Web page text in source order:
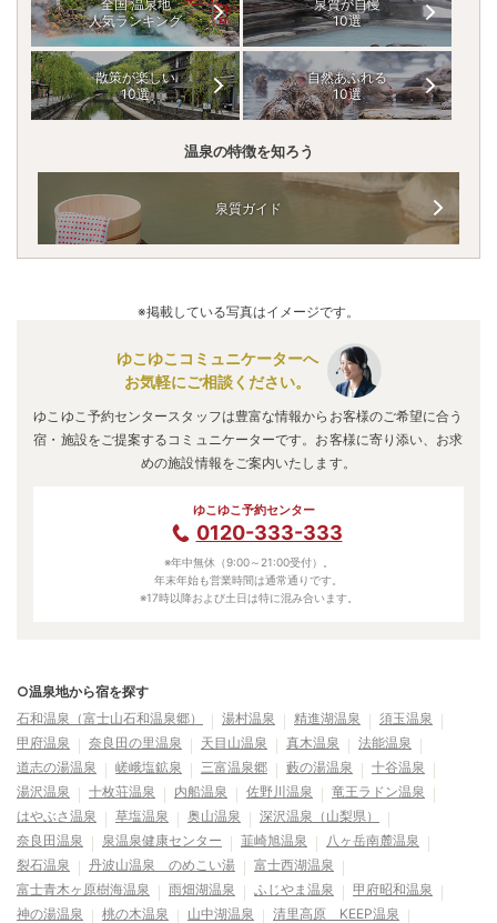
全国 温泉地
人気ランキング
泉質が自慢
10選
散策が楽しい
10選
自然あふれる
10選
温泉の特徴を知ろう
泉質ガイド
※掲載している写真はイメージです。
ゆこゆこコミュニケーターへ
お気軽にご相談ください。
ゆこゆこ予約センタースタッフは豊富な情報からお客様のご希望に合う
宿・施設をご提案するコミュニケーターです。お客様に寄り添い、お求
めの施設情報をご案内いたします。
ゆこゆこ予約センター
0120-333-333
※年中無休（9:00～21:00受付）。
年末年始も営業時間は通常通りです。
※17時以降および土日は特に混み合います。
○温泉地から宿を探す
石和温泉（富士山石和温泉郷）
湯村温泉 精進湖温泉
須玉温泉
甲府温泉
奈良田の里温泉 天目山温泉 真木温泉
法能温泉
道志の湯温泉
嵯峨塩鉱泉 三富温泉郷 藪の湯温泉
十谷温泉
湯沢温泉
十枚荘温泉 内船温泉 佐野川温泉
竜王ラドン温泉
はやぶさ温泉
草塩温泉 奥山温泉
深沢温泉（山梨県）
奈良田温泉
泉温泉健康センター 韮崎旭温泉
八ヶ岳南麓温泉
裂石温泉
丹波山温泉 のめこい湯
富士西湖温泉
富士青木ヶ原樹海温泉
雨畑湖温泉 ふじやま温泉
甲府昭和温泉
神の湯温泉
桃の木温泉 山中湖温泉
清里高原 KEEP温泉